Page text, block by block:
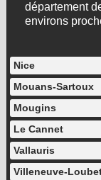
département
environs
Nice
Mouans-Sartoux
Mougins
Le Cannet
Vallauris
Villeneuve-